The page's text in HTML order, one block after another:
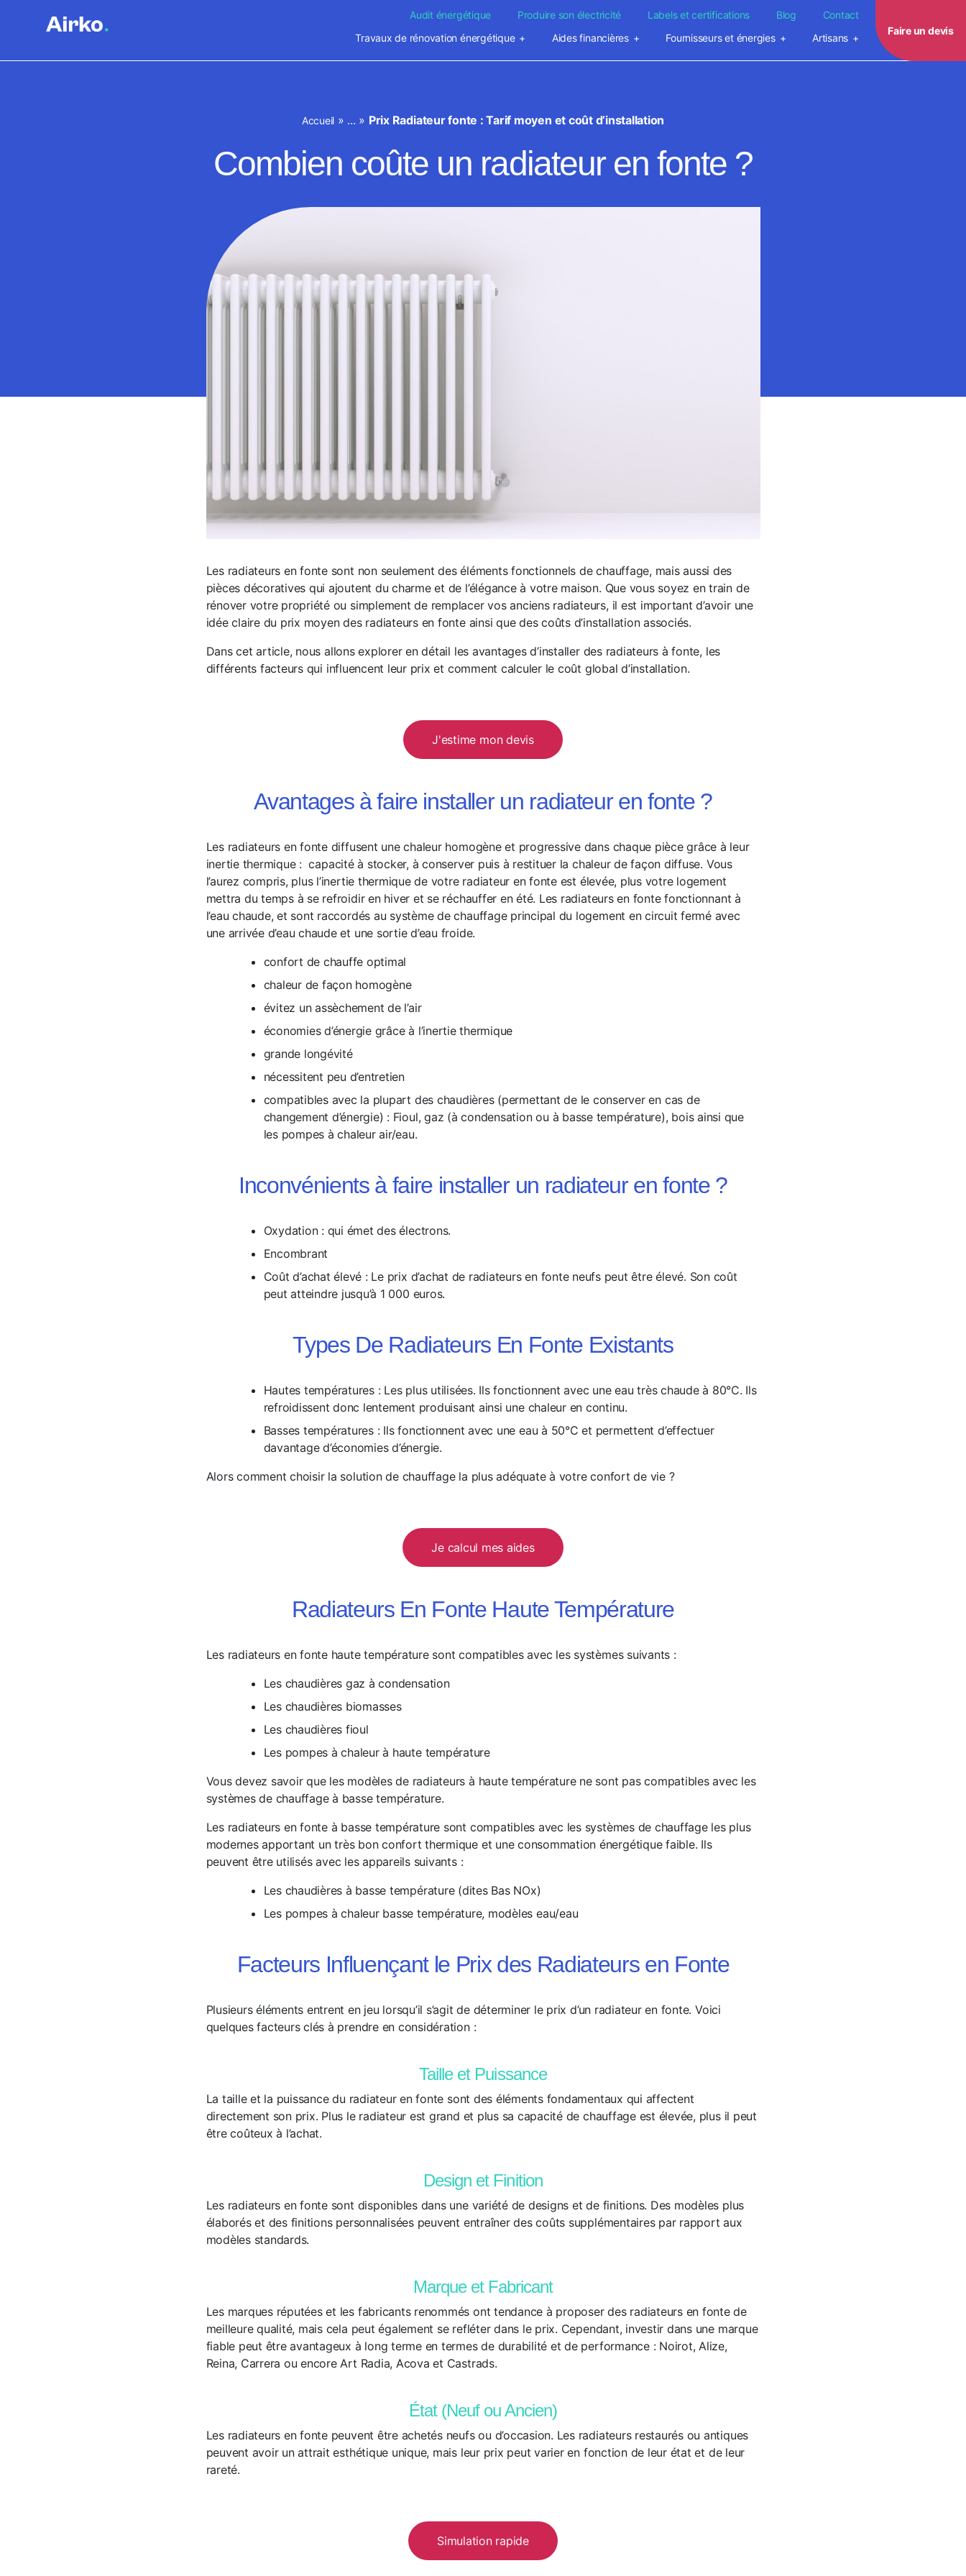
Audit énergétique Produire son électricité Labels et certifications Blog
Contact
Travaux de rénovation énergétique
Aides financières Fournisseurs et énergies Artisans
Faire un devis
Accueil » ... » Prix Radiateur fonte : Tarif moyen et coût d’installation
Combien coûte un radiateur en fonte ?
Les radiateurs en fonte sont non seulement des éléments fonctionnels de chauffage, mais aussi des
pièces décoratives qui ajoutent du charme et de l’élégance à votre maison. Que vous soyez en train de
rénover votre propriété ou simplement de remplacer vos anciens radiateurs, il est important d’avoir une
idée claire du prix moyen des radiateurs en fonte ainsi que des coûts d’installation associés.
Dans cet article, nous allons explorer en détail les avantages d’installer des radiateurs à fonte, les
différents facteurs qui influencent leur prix et comment calculer le coût global d’installation.
J'estime mon devis
Avantages à faire installer un radiateur en fonte ?
Les radiateurs en fonte diffusent une chaleur homogène et progressive dans chaque pièce grâce à leur
inertie thermique : capacité à stocker, à conserver puis à restituer la chaleur de façon diffuse. Vous
l’aurez compris, plus l’inertie thermique de votre radiateur en fonte est élevée, plus votre logement
mettra du temps à se refroidir en hiver et se réchauffer en été. Les radiateurs en fonte fonctionnant à
l’eau chaude, et sont raccordés au système de chauffage principal du logement en circuit fermé avec
une arrivée d’eau chaude et une sortie d’eau froide.
confort de chauffe optimal
chaleur de façon homogène
évitez un assèchement de l’air
économies d’énergie grâce à l’inertie thermique
grande longévité
nécessitent peu d’entretien
compatibles avec la plupart des chaudières(permettant de le conserver en cas de
changement d’énergie) : Fioul, gaz (à condensation ou à basse température), bois ainsi que
les pompes à chaleur air/eau.
Inconvénients à faire installer un radiateur en fonte ?
Oxydation : qui émet des électrons.
Encombrant
Coût d’achat élevé : Le prix d’achat de radiateurs en fonte neufs peut être élevé. Son coût
peut atteindre jusqu’à 1 000 euros.
Types De Radiateurs En Fonte Existants
Hautes températures : Les plus utilisées. Ils fonctionnent avec une eau très chaude à 80°C. Ils
refroidissent donc lentement produisant ainsi une chaleur en continu.
Basses températures : Ils fonctionnent avec une eau à 50°C et permettent d’effectuer
davantage d’économies d’énergie.
Alors comment choisir la solution de chauffage la plus adéquate à votre confort de vie ?
Je calcul mes aides
Radiateurs En Fonte Haute Température
Les radiateurs en fonte haute température sont compatibles avec les systèmes suivants :
Les chaudières gaz à condensation
Les chaudières biomasses
Les chaudières fioul
Les pompes à chaleur à haute température
Vous devez savoir que les modèles de radiateurs à haute température ne sont pas compatibles avec les
systèmes de chauffage à basse température.
Les radiateurs en fonte à basse température sont compatibles avec les systèmes de chauffage les plus
modernes apportant un très bon confort thermique et une consommation énergétique faible. Ils
peuvent être utilisés avec les appareils suivants :
Les chaudières à basse température (dites Bas NOx)
Les pompes à chaleur basse température, modèles eau/eau
Facteurs Influençant le Prix des Radiateurs en Fonte
Plusieurs éléments entrent en jeu lorsqu’il s’agit de déterminer le prix d’un radiateur en fonte. Voici
quelques facteurs clés à prendre en considération :
Taille et Puissance
La taille et la puissance du radiateur en fonte sont des éléments fondamentaux qui affectent
directement son prix. Plus le radiateur est grand et plus sa capacité de chauffage est élevée, plus il peut
être coûteux à l’achat.
Design et Finition
Les radiateurs en fonte sont disponibles dans une variété de designs et de finitions. Des modèles plus
élaborés et des finitions personnalisées peuvent entraîner des coûts supplémentaires par rapport aux
modèles standards.
Marque et Fabricant
Les marques réputées et les fabricants renommés ont tendance à proposer des radiateurs en fonte de
meilleure qualité, mais cela peut également se refléter dans le prix. Cependant, investir dans une marque
fiable peut être avantageux à long terme en termes de durabilité et de performance : Noirot, Alize,
Reina, Carrera ou encore Art Radia, Acova et Castrads.
État (Neuf ou Ancien)
Les radiateurs en fonte peuvent être achetés neufs ou d’occasion. Les radiateurs restaurés ou antiques
peuvent avoir un attrait esthétique unique, mais leur prix peut varier en fonction de leur état et de leur
rareté.
Simulation rapide